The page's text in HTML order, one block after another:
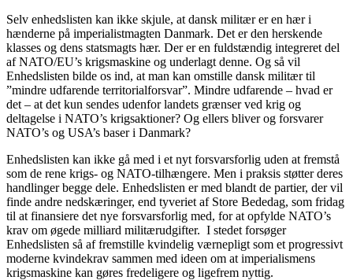
Selv enhedslisten kan ikke skjule, at dansk militær er en hær i
hænderne på imperialistmagten Danmark. Det er den herskende
klasses og dens statsmagts hær. Der er en fuldstændig integreret del
af NATO/EU’s krigsmaskine og underlagt denne. Og så vil
Enhedslisten bilde os ind, at man kan omstille dansk militær til
”mindre udfarende territorialforsvar”. Mindre udfarende – hvad er
det – at det kun sendes udenfor landets grænser ved krig og
deltagelse i NATO’s krigsaktioner? Og ellers bliver og forsvarer
NATO’s og USA’s baser i Danmark?
Enhedslisten kan ikke gå med i et nyt forsvarsforlig uden at fremstå
som de rene krigs- og NATO-tilhængere. Men i praksis støtter deres
handlinger begge dele. Enhedslisten er med blandt de partier, der vil
finde andre nedskæringer, end tyveriet af Store Bededag, som fridag
til at finansiere det nye forsvarsforlig med, for at opfylde NATO’s
krav om øgede milliard militærudgifter. I stedet forsøger
Enhedslisten så af fremstille kvindelig værnepligt som et progressivt
moderne kvindekrav sammen med ideen om at imperialismens
krigsmaskine kan gøres fredeligere og ligefrem nyttig.